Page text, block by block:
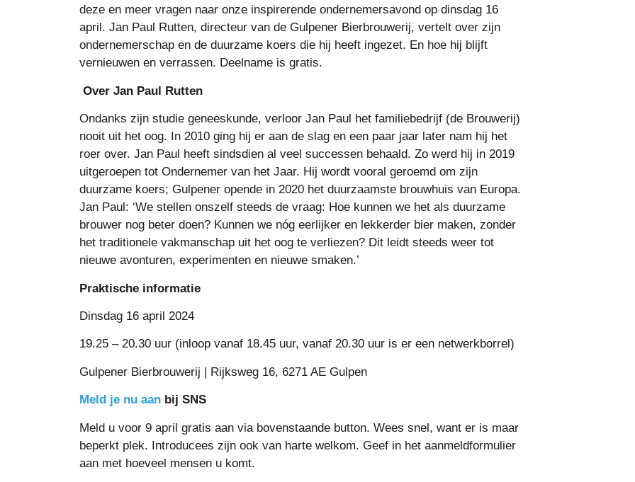
deze en meer vragen naar onze inspirerende ondernemersavond op dinsdag 16
april. Jan Paul Rutten, directeur van de Gulpener Bierbrouwerij, vertelt over zijn
ondernemerschap en de duurzame koers die hij heeft ingezet. En hoe hij blijft
vernieuwen en verrassen. Deelname is gratis.
Over Jan Paul Rutten
Ondanks zijn studie geneeskunde, verloor Jan Paul het familiebedrijf (de Brouwerij)
nooit uit het oog. In 2010 ging hij er aan de slag en een paar jaar later nam hij het
roer over. Jan Paul heeft sindsdien al veel successen behaald. Zo werd hij in 2019
uitgeroepen tot Ondernemer van het Jaar. Hij wordt vooral geroemd om zijn
duurzame koers; Gulpener opende in 2020 het duurzaamste brouwhuis van Europa.
Jan Paul: ‘We stellen onszelf steeds de vraag: Hoe kunnen we het als duurzame
brouwer nog beter doen? Kunnen we nóg eerlijker en lekkerder bier maken, zonder
het traditionele vakmanschap uit het oog te verliezen? Dit leidt steeds weer tot
nieuwe avonturen, experimenten en nieuwe smaken.’
Praktische informatie
Dinsdag 16 april 2024
19.25 – 20.30 uur (inloop vanaf 18.45 uur, vanaf 20.30 uur is er een netwerkborrel)
Gulpener Bierbrouwerij | Rijksweg 16, 6271 AE Gulpen
Meld je nu aan bij SNS
Meld u voor 9 april gratis aan via bovenstaande button. Wees snel, want er is maar
beperkt plek. Introducees zijn ook van harte welkom. Geef in het aanmeldformulier
aan met hoeveel mensen u komt.